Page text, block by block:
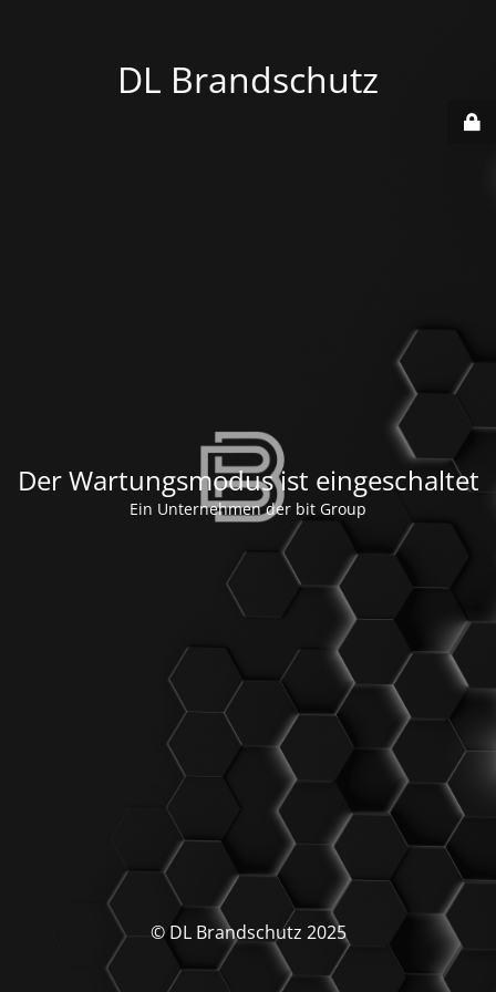
DL Brandschutz
Der Wartungsmodus ist eingeschaltet
Ein Unternehmen der bit Group
© DL Brandschutz 2025